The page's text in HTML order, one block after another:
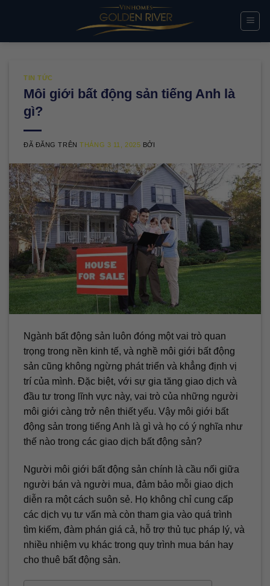
TIN TỨC
Môi giới bất động sản tiếng Anh là
gì?
ĐÃ ĐĂNG TRÊNTHÁNG 3 11, 2025 BỞI
Ngành bất động sản luôn đóng một vai trò quan
trọng trong nền kinh tế, và nghề môi giới bất động
sản cũng không ngừng phát triển và khẳng định vị
trí của mình. Đặc biệt, với sự gia tăng giao dịch và
đầu tư trong lĩnh vực này, vai trò của những người
môi giới càng trở nên thiết yếu. Vậy môi giới bất
động sản trong tiếng Anh là gì và họ có ý nghĩa như
thế nào trong các giao dịch bất động sản?
Người môi giới bất động sản chính là cầu nối giữa
người bán và người mua, đảm bảo mỗi giao dịch
diễn ra một cách suôn sẻ. Họ không chỉ cung cấp
các dịch vụ tư vấn mà còn tham gia vào quá trình
tìm kiếm, đàm phán giá cả, hỗ trợ thủ tục pháp lý, và
nhiều nhiệm vụ khác trong quy trình mua bán hay
cho thuê bất động sản.